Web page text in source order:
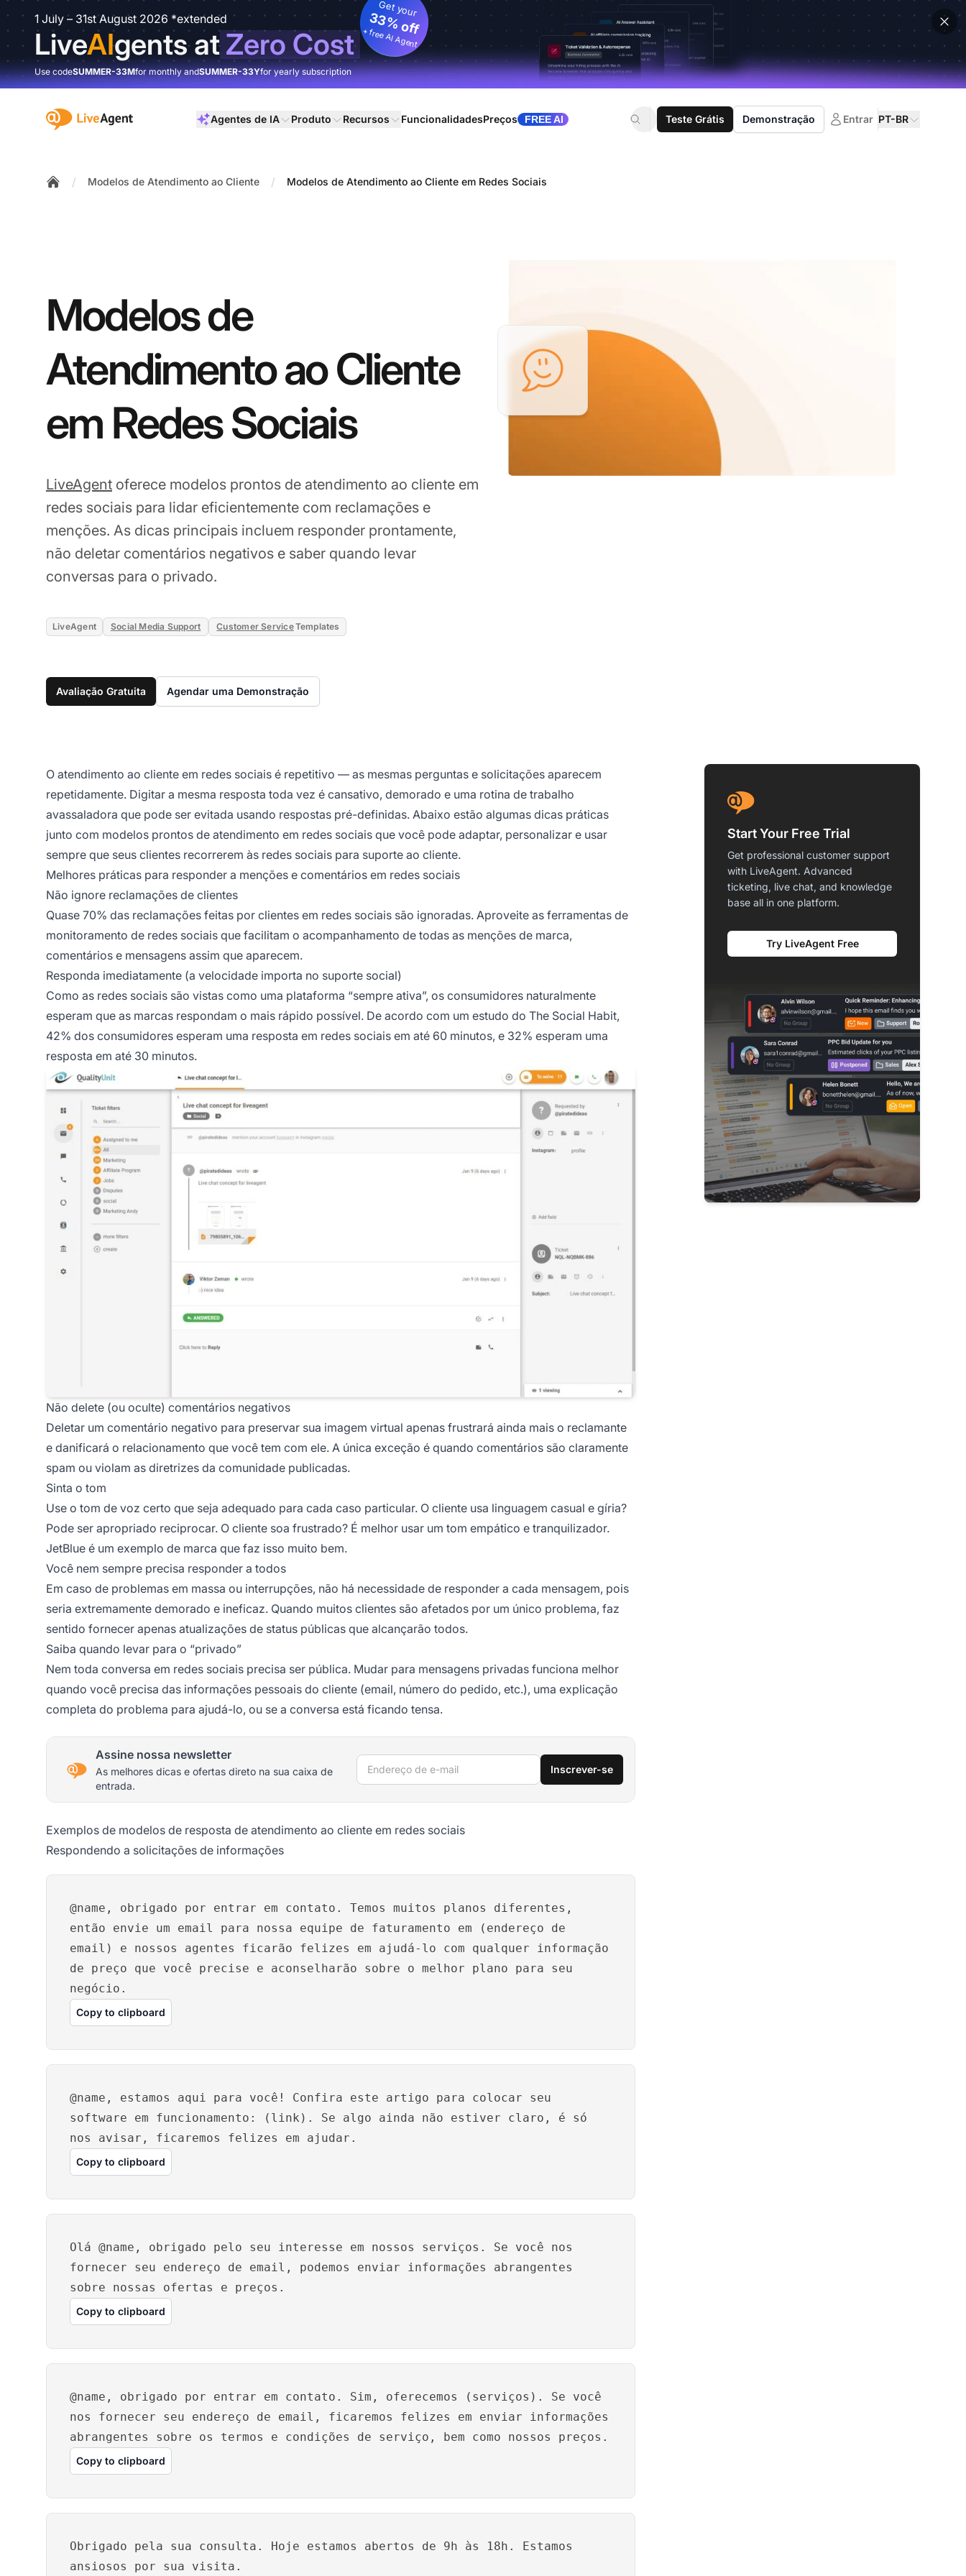
1 July – 31st August 2026 *extended
LiveAIgents atZero Cost
Get your
33% off
+ free AI Agent
Use codeSUMMER-33Mfor monthly andSUMMER-33Yfor yearly subscription
:site.title Agentes de IA Produto Recursos FuncionalidadesPreços FREE AI Teste Grátis Demonstração Entrar PT-BR
/ Modelos de Atendimento ao Cliente / Modelos de Atendimento ao Cliente em Redes Sociais
Modelos de
Atendimento ao Cliente
em Redes Sociais
LiveAgent oferece modelos prontos de atendimento ao cliente em
redes sociais para lidar eficientemente com reclamações e
menções. As dicas principais incluem responder prontamente,
não deletar comentários negativos e saber quando levar
conversas para o privado.
LiveAgent Social Media Support Customer ServiceTemplates
Avaliação Gratuita Agendar uma Demonstração
O atendimento ao cliente em redes sociais é repetitivo — as mesmas perguntas e solicitações aparecem
repetidamente. Digitar a mesma resposta toda vez é cansativo, demorado e uma rotina de trabalho
avassaladora que pode ser evitada usando respostas pré-definidas. Abaixo estão algumas dicas práticas
junto com modelos prontos de atendimento em redes sociais que você pode adaptar, personalizar e usar
sempre que seus clientes recorrerem às redes sociais para suporte ao cliente.
Melhores práticas para responder a menções e comentários em redes sociais
Não ignore reclamações de clientes
Quase 70% das reclamações feitas por clientes em redes sociais são ignoradas. Aproveite as ferramentas de
monitoramento de redes sociais que facilitam o acompanhamento de todas as menções de marca,
comentários e mensagens assim que aparecem.
Responda imediatamente (a velocidade importa no suporte social)
Como as redes sociais são vistas como uma plataforma “sempre ativa”, os consumidores naturalmente
esperam que as marcas respondam o mais rápido possível. De acordo com um estudo do The Social Habit,
42% dos consumidores esperam uma resposta em redes sociais em até 60 minutos, e 32% esperam uma
resposta em até 30 minutos.
Não delete (ou oculte) comentários negativos
Deletar um comentário negativo para preservar sua imagem virtual apenas frustrará ainda mais o reclamante
e danificará o relacionamento que você tem com ele. A única exceção é quando comentários são claramente
spam ou violam as diretrizes da comunidade publicadas.
Sinta o tom
Use o tom de voz certo que seja adequado para cada caso particular. O cliente usa linguagem casual e gíria?
Pode ser apropriado reciprocar. O cliente soa frustrado? É melhor usar um tom empático e tranquilizador.
JetBlue é um exemplo de marca que faz isso muito bem.
Você nem sempre precisa responder a todos
Em caso de problemas em massa ou interrupções, não há necessidade de responder a cada mensagem, pois
seria extremamente demorado e ineficaz. Quando muitos clientes são afetados por um único problema, faz
sentido fornecer apenas atualizações de status públicas que alcançarão todos.
Saiba quando levar para o “privado”
Nem toda conversa em redes sociais precisa ser pública. Mudar para mensagens privadas funciona melhor
quando você precisa das informações pessoais do cliente (email, número do pedido, etc.), uma explicação
completa do problema para ajudá-lo, ou se a conversa está ficando tensa.
Assine nossa newsletter
As melhores dicas e ofertas direto na sua caixa de
entrada.
Endereço de e-mail Inscrever-se
Exemplos de modelos de resposta de atendimento ao cliente em redes sociais
Respondendo a solicitações de informações
@name, obrigado por entrar em contato. Temos muitos planos diferentes,
então envie um email para nossa equipe de faturamento em (endereço de
email) e nossos agentes ficarão felizes em ajudá-lo com qualquer informação
de preço que você precise e aconselharão sobre o melhor plano para seu
negócio.
Copy to clipboard
@name, estamos aqui para você! Confira este artigo para colocar seu
software em funcionamento: (link). Se algo ainda não estiver claro, é só
nos avisar, ficaremos felizes em ajudar.
Copy to clipboard
Olá @name, obrigado pelo seu interesse em nossos serviços. Se você nos
fornecer seu endereço de email, podemos enviar informações abrangentes
sobre nossas ofertas e preços.
Copy to clipboard
@name, obrigado por entrar em contato. Sim, oferecemos (serviços). Se você
nos fornecer seu endereço de email, ficaremos felizes em enviar informações
abrangentes sobre os termos e condições de serviço, bem como nossos preços.
Copy to clipboard
Obrigado pela sua consulta. Hoje estamos abertos de 9h às 18h. Estamos
ansiosos por sua visita.
Start Your Free Trial
Get professional customer support
with LiveAgent. Advanced
ticketing, live chat, and knowledge
base all in one platform.
Try LiveAgent Free